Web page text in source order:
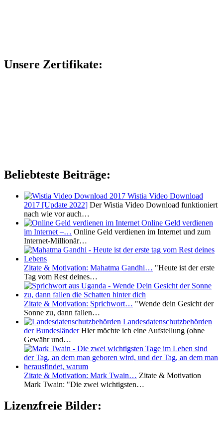
Unsere Zertifikate:
Beliebteste Beiträge:
Wistia Video Download
2017 [Update 2022] Der Wistia Video Download funktioniert
nach wie vor auch…
Online Geld verdienen
im Internet –… Online Geld verdienen im Internet und zum
Internet-Millionär…
Zitate & Motivation: Mahatma Gandhi… "Heute ist der erste
Tag vom Rest deines…
Zitate & Motivation: Sprichwort… "Wende dein Gesicht der
Sonne zu, dann fallen…
Landesdatenschutzbehörden
der BundesländerHier möchte ich eine Aufstellung (ohne
Gewähr und…
Zitate & Motivation: Mark Twain… Zitate & Motivation
Mark Twain: "Die zwei wichtigsten…
Lizenzfreie Bilder: